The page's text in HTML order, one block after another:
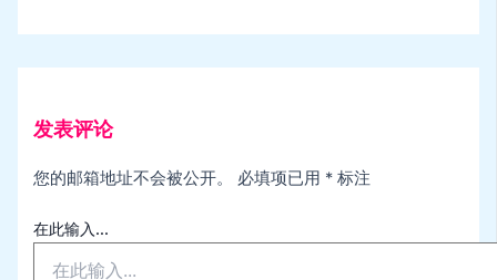
发表评论
您的邮箱地址不会被公开。 必填项已用 * 标注
在此输入...